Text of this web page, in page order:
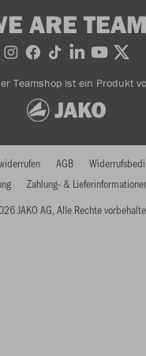
ARE TEAM
Teamshop ist ein Produkt
JAKO AG, Alle Rechte
AGB
Zahlung- &